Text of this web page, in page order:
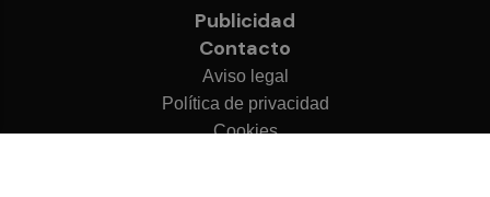
Publicidad
Contacto
Aviso legal
Política de privacidad
Cookies